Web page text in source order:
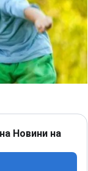
Новини на